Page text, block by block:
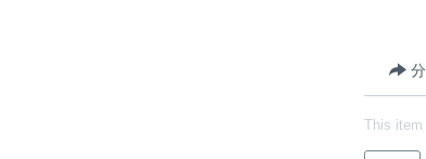
This